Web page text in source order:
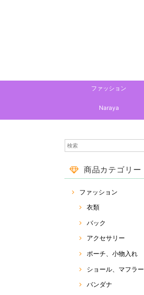
ファッション
Naraya
商品カテゴリー
ファッション
衣類
バック
アクセサリー
ポーチ、小物入れ
ショール、マフラー
バンダナ